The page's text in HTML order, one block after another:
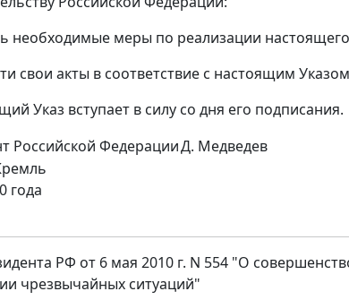
необходимые меры по реализации
свои акты в соответствие с настоящим
Указ вступает в силу со дня его подписания.
Российской ФедерацииД. Медведев
года
РФ от 6 мая 2010 г. N 554 "О
чрезвычайных ситуаций"